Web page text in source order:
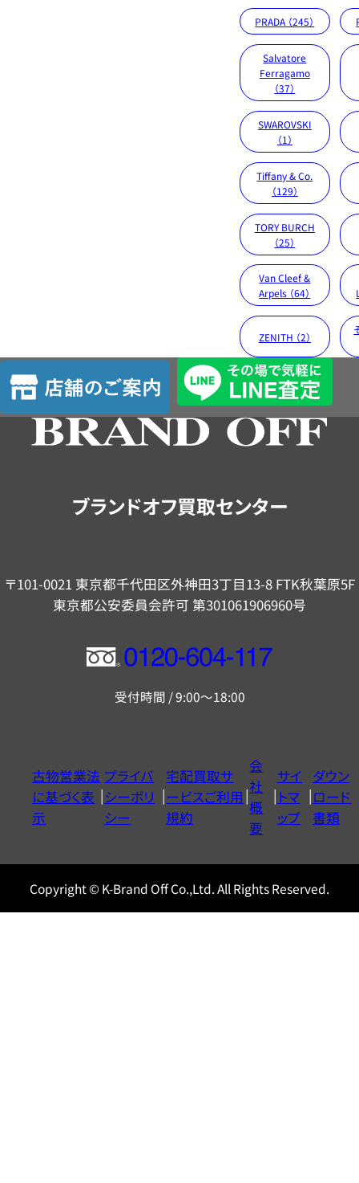
PRADA （245）
Salvatore
Ferragamo
（37）
SWAROVSKI
（1）
Tiffany & Co.
（129）
TORY BURCH
（25）
Van Cleef &
Arpels （64）
ZENITH （2）
店
舗
の
ブランドオフ買取センター
〒101-0021 東京都千代田区外神田3丁目13-8 FTK秋葉原5F
東京都公安委員会許可 第301061906960号
フ
ー
ヤ
ル
0120604117
受付時間 / 9:00～18:00
古物営業法
に基づく表
示
プライバ
シーポリ
シー
宅配買取サ
ービスご利用
規約
会
社
概
要
サイ
トマ
ップ
ダウン
ロード
書類
Copyright © K-Brand Off Co.,Ltd. All Rights Reserved.